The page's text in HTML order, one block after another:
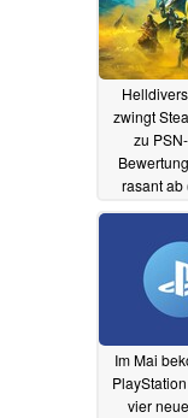
zwingt
zu
rasant ab
Im Mai
vier